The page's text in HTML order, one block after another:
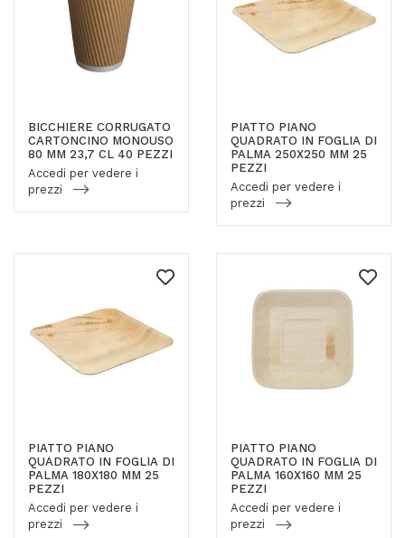
BICCHIERE CORRUGATO
CARTONCINO MONOUSO
80 MM 23,7 CL 40 PEZZI
Accedi per vedere i
prezzi
PIATTO PIANO
QUADRATO IN FOGLIA DI
PALMA 250X250 MM 25
PEZZI
Accedi per vedere i
prezzi
PIATTO PIANO
QUADRATO IN FOGLIA DI
PALMA 180X180 MM 25
PEZZI
Accedi per vedere i
prezzi
PIATTO PIANO
QUADRATO IN FOGLIA DI
PALMA 160X160 MM 25
PEZZI
Accedi per vedere i
prezzi